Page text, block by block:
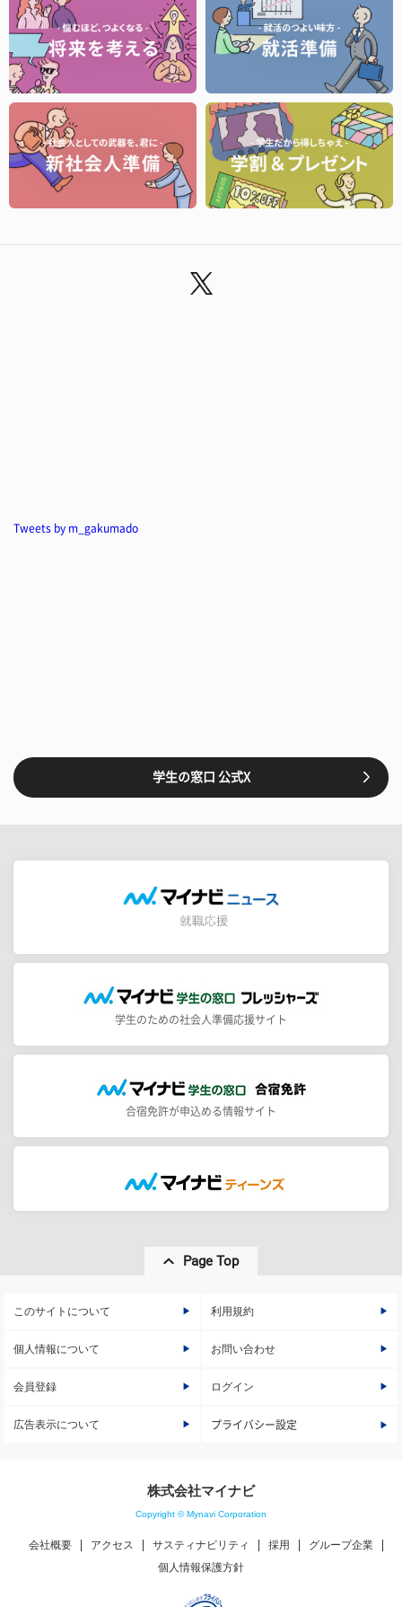
Tweets by m_gakumado
学生の窓口 公式X
学生のための社会人準備応援サイト
合宿免許が申込める情報サイト
Page Top
このサイトについて 利用規約
個人情報について お問い合わせ
会員登録 ログイン
広告表示について プライバシー設定
株式会社マイナビ
Copyright © Mynavi Corporation
会社概要 アクセス サスティナビリティ 採用
グループ企業
個人情報保護方針